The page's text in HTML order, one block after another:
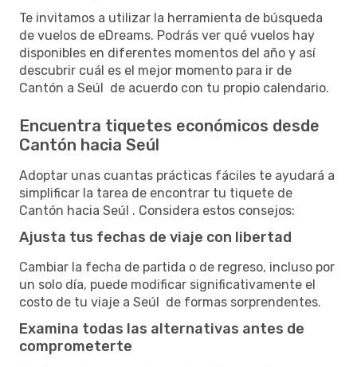
Te invitamos a utilizar la herramienta de búsqueda
de vuelos de eDreams. Podrás ver qué vuelos hay
disponibles en diferentes momentos del año y así
descubrir cuál es el mejor momento para ir de
Cantón a Seúl de acuerdo con tu propio calendario.
Encuentra tiquetes económicos desde
Cantón hacia Seúl
Adoptar unas cuantas prácticas fáciles te ayudará a
simplificar la tarea de encontrar tu tiquete de
Cantón hacia Seúl . Considera estos consejos:
Ajusta tus fechas de viaje con libertad
Cambiar la fecha de partida o de regreso, incluso por
un solo día, puede modificar significativamente el
costo de tu viaje a Seúl de formas sorprendentes.
Examina todas las alternativas antes de
comprometerte